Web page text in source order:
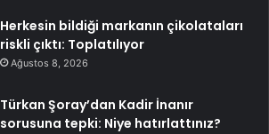
Herkesin bildiği markanın çikolataları
riskli çıktı: Toplatılıyor
Ağustos 8, 2026
Türkan Şoray’dan Kadir İnanır
sorusuna tepki: Niye hatırlattınız?